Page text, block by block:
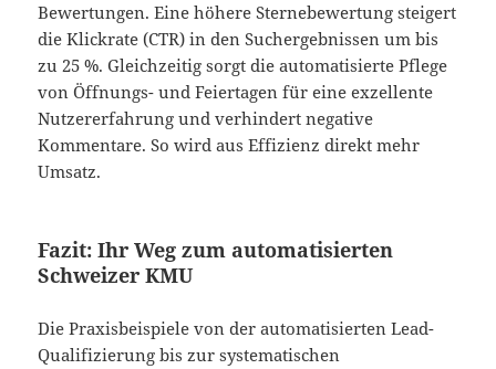
Bewertungen. Eine höhere Sternebewertung steigert
die Klickrate (CTR) in den Suchergebnissen um bis
zu 25 %. Gleichzeitig sorgt die automatisierte Pflege
von Öffnungs- und Feiertagen für eine exzellente
Nutzererfahrung und verhindert negative
Kommentare. So wird aus Effizienz direkt mehr
Umsatz.
Fazit: Ihr Weg zum automatisierten
Schweizer KMU
Die Praxisbeispiele von der automatisierten Lead-
Qualifizierung bis zur systematischen